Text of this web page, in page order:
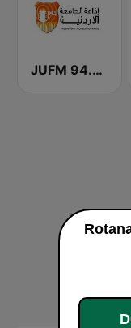
JUFM 94.9 (إذاعة الجامعة الأردنية)